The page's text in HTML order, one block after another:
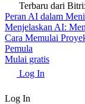
Terbaru dari
Peran AI dalam
Menjelaskan AI:
Cara Memulai
Pemula
Mulai gratis
Log In
Log In